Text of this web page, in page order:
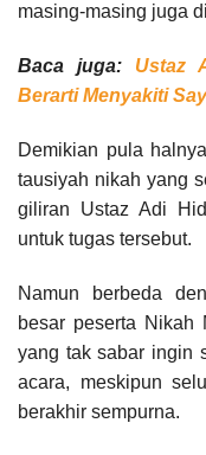
masing-masing juga
Baca juga: Ustaz
Berarti Menyakiti
Demikian pula
tausiyah nikah yang
giliran Ustaz Adi
untuk tugas tersebut.
Namun berbeda
besar peserta Nikah
yang tak sabar ingin
acara, meskipun
berakhir sempurna.